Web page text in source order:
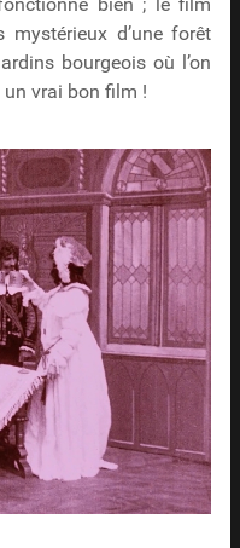
bien ; le film
d’une forêt
bourgeois où l’on
vrai bon film !